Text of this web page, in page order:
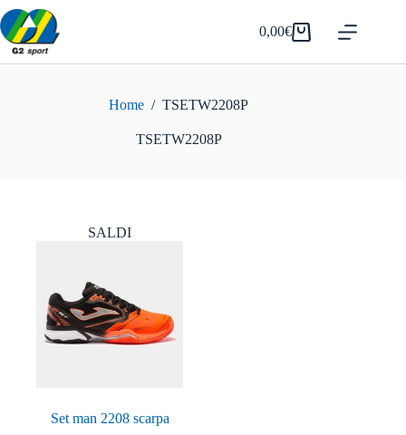
Salta
al
contenuto
Carrello
0,00€
Home / TSETW2208P
TSETW2208P
SALDI
Set man 2208 scarpa